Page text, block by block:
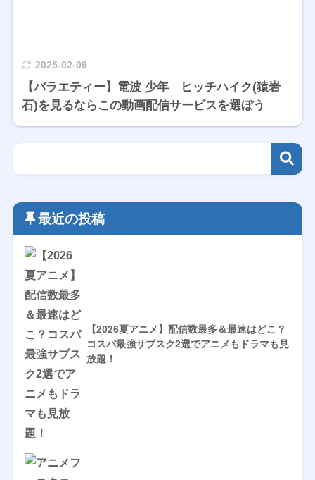
2025-02-09
【バラエティー】電波 少年 ヒッチハイク(猿岩
石)を見るならこの動画配信サービスを選ぼう
最近の投稿
【2026夏アニメ】配信数最多＆最速はどこ？
コスパ最強サブスク2選でアニメもドラマも見
放題！